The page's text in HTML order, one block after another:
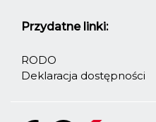
Przydatne linki:
RODO
Deklaracja dostępności